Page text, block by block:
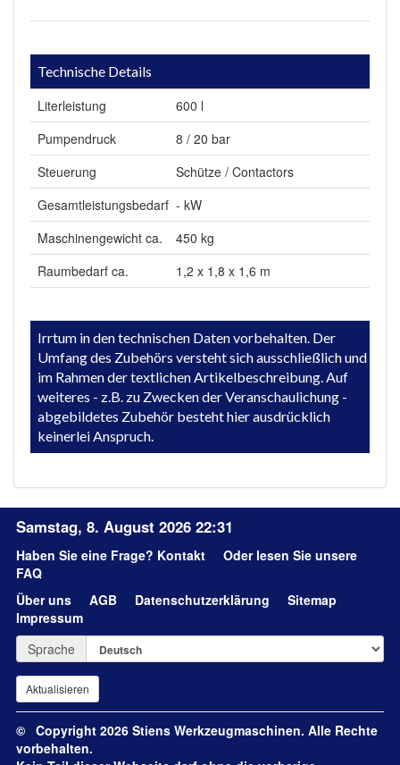
Technische Details
Literleistung
600 l
Pumpendruck
8 / 20 bar
Steuerung
Schütze / Contactors
Gesamtleistungsbedarf - kW
Maschinengewicht ca.
450 kg
Raumbedarf ca.
1,2 x 1,8 x 1,6 m
Irrtum in den technischen Daten vorbehalten. Der
Umfang des Zubehörs versteht sich ausschließlich und
im Rahmen der textlichen Artikelbeschreibung. Auf
weiteres - z.B. zu Zwecken der Veranschaulichung -
abgebildetes Zubehör besteht hier ausdrücklich
keinerlei Anspruch.
Samstag, 8. August 2026 22:31
Haben Sie eine Frage? Kontakt
Oder lesen Sie unsere
FAQ
Über uns
AGB Datenschutzerklärung
Sitemap
Impressum
Sprache
© Copyright 2026 Stiens Werkzeugmaschinen. Alle Rechte
vorbehalten.